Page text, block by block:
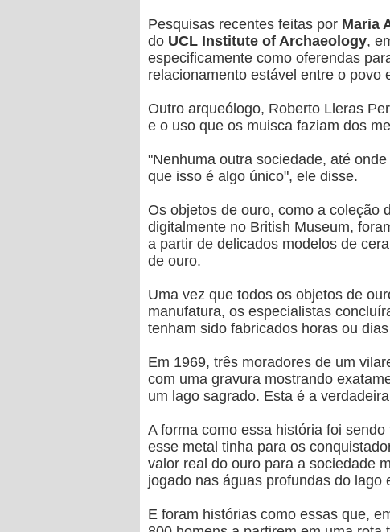
Pesquisas recentes feitas por Maria
do UCL Institute of Archaeology,
especificamente como oferendas
relacionamento estável entre o povo
Outro arqueólogo, Roberto Lleras
e o uso que os muisca faziam dos
"Nenhuma outra sociedade, até
que isso é algo único", ele disse.
Os objetos de ouro, como a coleção
digitalmente no British Museum,
a partir de delicados modelos de
de ouro.
Uma vez que todos os objetos de
manufatura, os especialistas
tenham sido fabricados horas ou
Em 1969, três moradores de um
com uma gravura mostrando
um lago sagrado. Esta é a
A forma como essa história foi
esse metal tinha para os
valor real do ouro para a sociedade
jogado nas águas profundas do
E foram histórias como essas que,